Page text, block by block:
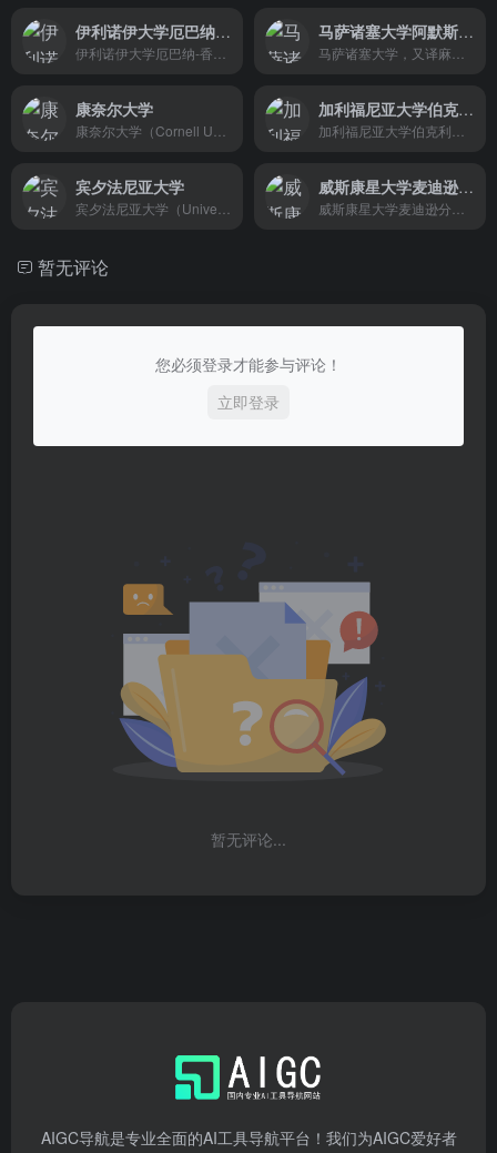
伊利诺伊大学厄巴纳-香槟分校 马萨诸塞大学阿默斯特分校
康奈尔大学 加利福尼亚大学伯克利分校
宾夕法尼亚大学 威斯康星大学麦迪逊分校
暂无评论
您必须登录才能参与评论！
立即登录
暂无评论...
AIGC导航是专业全面的AI工具导航平台！我们为AIGC爱好者